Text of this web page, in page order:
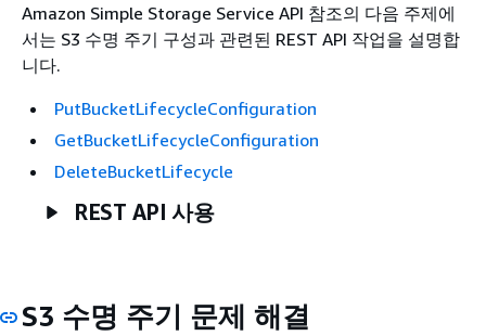
Amazon Simple Storage Service API 참조의 다음 주제에
서는 S3 수명 주기 구성과 관련된 REST API 작업을 설명합
니다.
PutBucketLifecycleConfiguration
GetBucketLifecycleConfiguration
DeleteBucketLifecycle
REST API 사용
S3 수명 주기 문제 해결